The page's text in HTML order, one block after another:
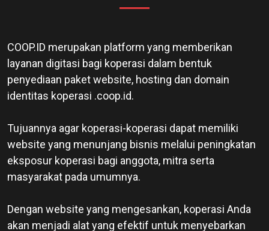
COOP.ID merupakan platform yang memberikan
layanan digitasi bagi koperasi dalam bentuk
penyediaan paket website, hosting dan domain
identitas koperasi .coop.id.
Tujuannya agar koperasi-koperasi dapat memiliki
website yang menunjang bisnis melalui peningkatan
eksposur koperasi bagi anggota, mitra serta
masyarakat pada umumnya.
Dengan website yang mengesankan, koperasi Anda
akan menjadi alat yang efektif untuk menyebarkan